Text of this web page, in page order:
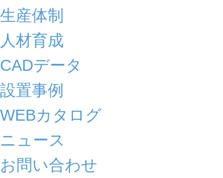
生産体制
人材育成
CADデータ
設置事例
WEBカタログ
ニュース
お問い合わせ